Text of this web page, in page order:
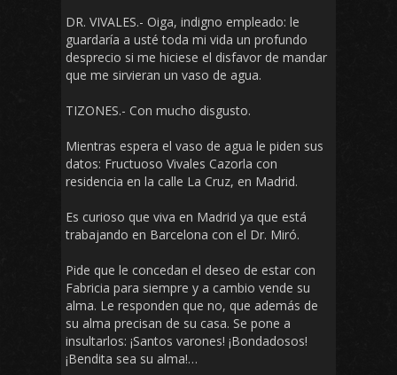
DR. VIVALES.- Oiga, indigno empleado: le
guardaría a usté toda mi vida un profundo
desprecio si me hiciese el disfavor de mandar
que me sirvieran un vaso de agua.
TIZONES.- Con mucho disgusto.
Mientras espera el vaso de agua le piden sus
datos: Fructuoso Vivales Cazorla con
residencia en la calle La Cruz, en Madrid.
Es curioso que viva en Madrid ya que está
trabajando en Barcelona con el Dr. Miró.
Pide que le concedan el deseo de estar con
Fabricia para siempre y a cambio vende su
alma. Le responden que no, que además de
su alma precisan de su casa. Se pone a
insultarlos: ¡Santos varones! ¡Bondadosos!
¡Bendita sea su alma!…